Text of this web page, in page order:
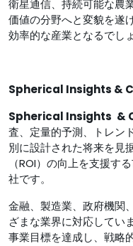
衛星通信、持続可能な農
価値の分野へと変貌を遂
効率的な産業となるでしょ
Spherical Insights &
Spherical Insights &
査、定量的予測、トレン
別に設計された将来を見
（ROI）の向上を支援す
社です。
金融、製造業、政府機関
ざまな業界に対応してい
事業目標を達成し、戦略